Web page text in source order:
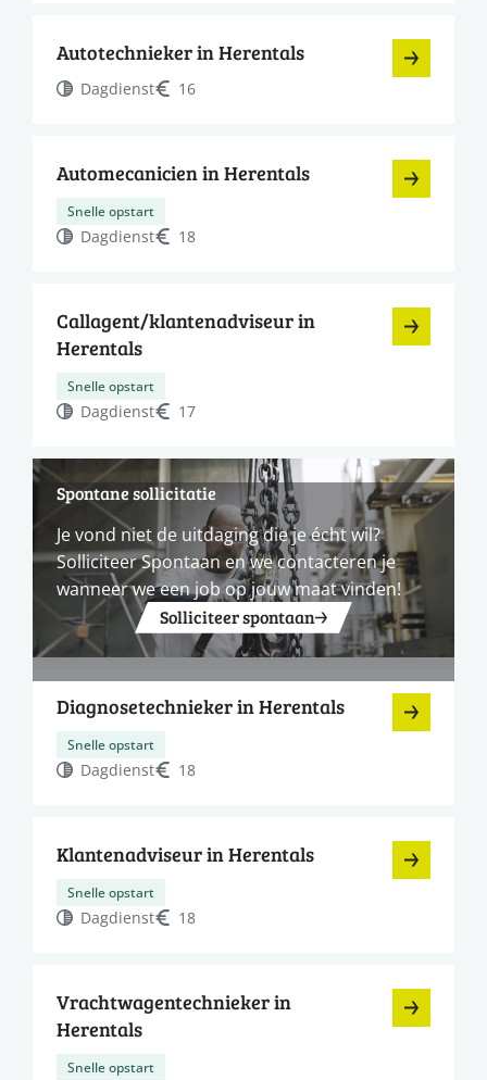
Autotechnieker in Herentals
Dagdienst 16
Automecanicien in Herentals
Snelle opstart
Dagdienst 18
Callagent/klantenadviseur in
Herentals
Snelle opstart
Dagdienst 17
Spontane sollicitatie
Je vond niet de uitdaging die je écht wil?
Solliciteer Spontaan en we contacteren je
wanneer we een job op jouw maat vinden!
Solliciteer spontaan
Diagnosetechnieker in Herentals
Snelle opstart
Dagdienst 18
Klantenadviseur in Herentals
Snelle opstart
Dagdienst 18
Vrachtwagentechnieker in
Herentals
Snelle opstart